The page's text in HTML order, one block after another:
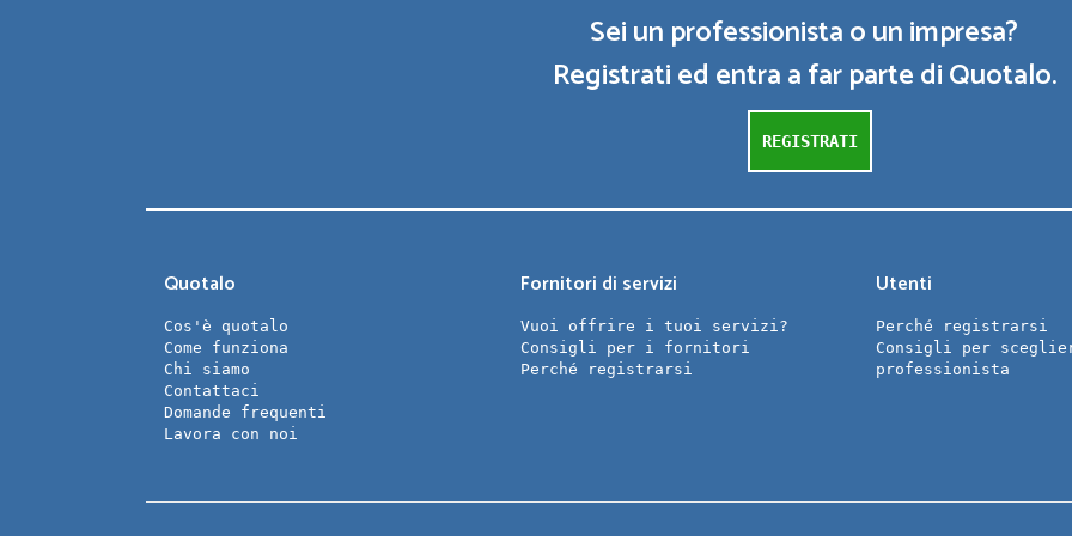
Sei un professionista o un impresa?
Registrati ed entra a far parte di Quotalo.
REGISTRATI
Quotalo
Cos'è quotalo
Come funziona
Chi siamo
Contattaci
Domande frequenti
Lavora con noi
Fornitori di servizi
Vuoi offrire i tuoi servizi?
Consigli per i fornitori
Perché registrarsi
Utenti
Perché registrarsi
Consigli per
professionista